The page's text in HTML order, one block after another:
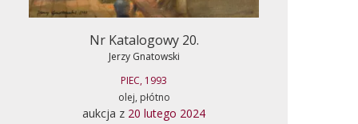
Nr Katalogowy 20.
Jerzy Gnatowski
PIEC, 1993
olej, płótno
aukcja z 20 lutego 2024